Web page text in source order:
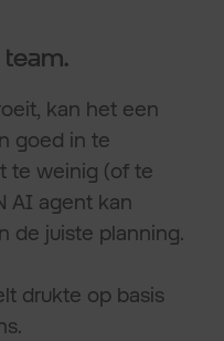
kan het een
goed in te
te weinig (of te
AI agent kan
de juiste planning.
drukte op basis